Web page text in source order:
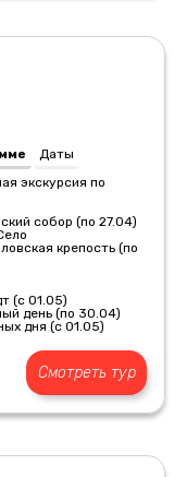
Даты
экскурсия по
собор (по 27.04)
крепость (по
(с 01.05)
день (по 30.04)
дня (с 01.05)
Смотреть тур